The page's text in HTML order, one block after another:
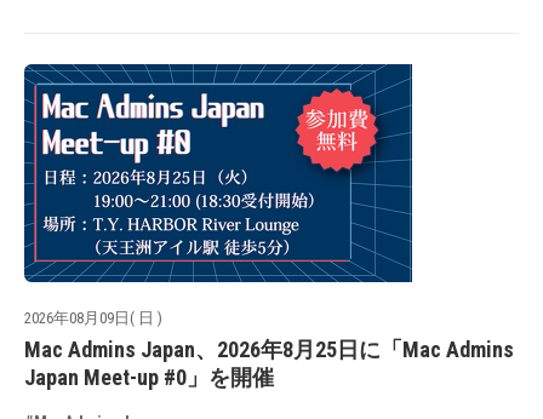
2026年08月09日( 日 )
Mac Admins Japan、2026年8月25日に「Mac Admins
Japan Meet-up #0」を開催